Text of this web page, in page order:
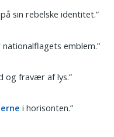
sin rebelske identitet.”
emblem.”
og fravær af lys.”
i horisonten.”